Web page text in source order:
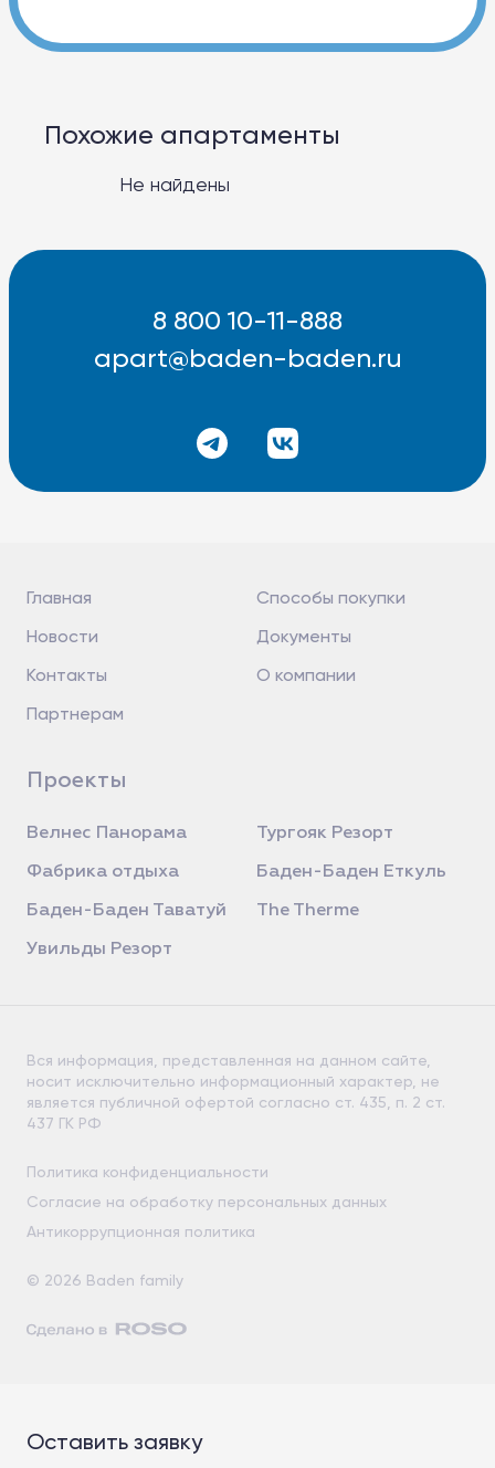
Похожие апартаменты
Не найдены
8 800 10-11-888
apart@baden-baden.ru
Главная
Способы покупки
Новости
Документы
Контакты
О компании
Партнерам
Проекты
Велнес Панорама Тургояк Резорт
Фабрика отдыха Баден-Баден Еткуль
Баден-Баден Таватуй The Therme
Увильды Резорт
Вся информация, представленная на данном сайте,
носит исключительно информационный характер, не
является публичной офертой согласно ст. 435, п. 2 ст.
437 ГК РФ
Политика конфиденциальности
Согласие на обработку персональных данных
Антикоррупционная политика
© 2026 Baden family
Оставить заявку